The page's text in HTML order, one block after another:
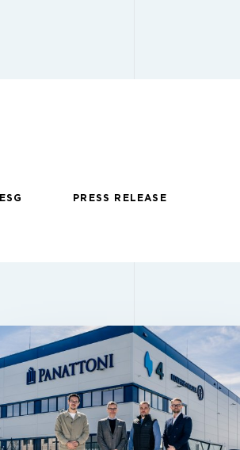
ESG PRESS RELEASE